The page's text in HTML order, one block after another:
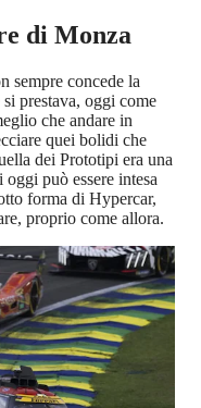
di Monza
sempre concede la
prestava, oggi come
che andare in
quei bolidi che
dei Prototipi era una
può essere intesa
forma di Hypercar,
proprio come allora.